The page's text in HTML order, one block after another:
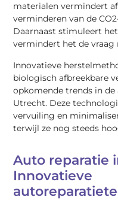
materialen vermindert
verminderen van de
Daarnaast stimuleert
vermindert het de vraag
Innovatieve
biologisch afbreekbare
opkomende trends in
Utrecht. Deze
vervuiling en
terwijl ze nog steeds
Auto reparatie
Innovatieve